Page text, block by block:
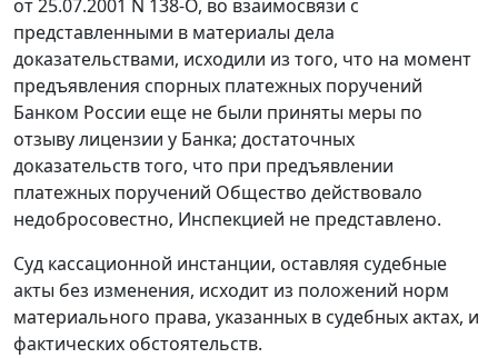
от 25.07.2001 N 138-О, во взаимосвязи с
представленными в материалы дела
доказательствами, исходили из того, что на момент
предъявления спорных платежных поручений
Банком России еще не были приняты меры по
отзыву лицензии у Банка; достаточных
доказательств того, что при предъявлении
платежных поручений Общество действовало
недобросовестно, Инспекцией не представлено.
Суд кассационной инстанции, оставляя судебные
акты без изменения, исходит из положений норм
материального права, указанных в судебных актах, и
фактических обстоятельств.